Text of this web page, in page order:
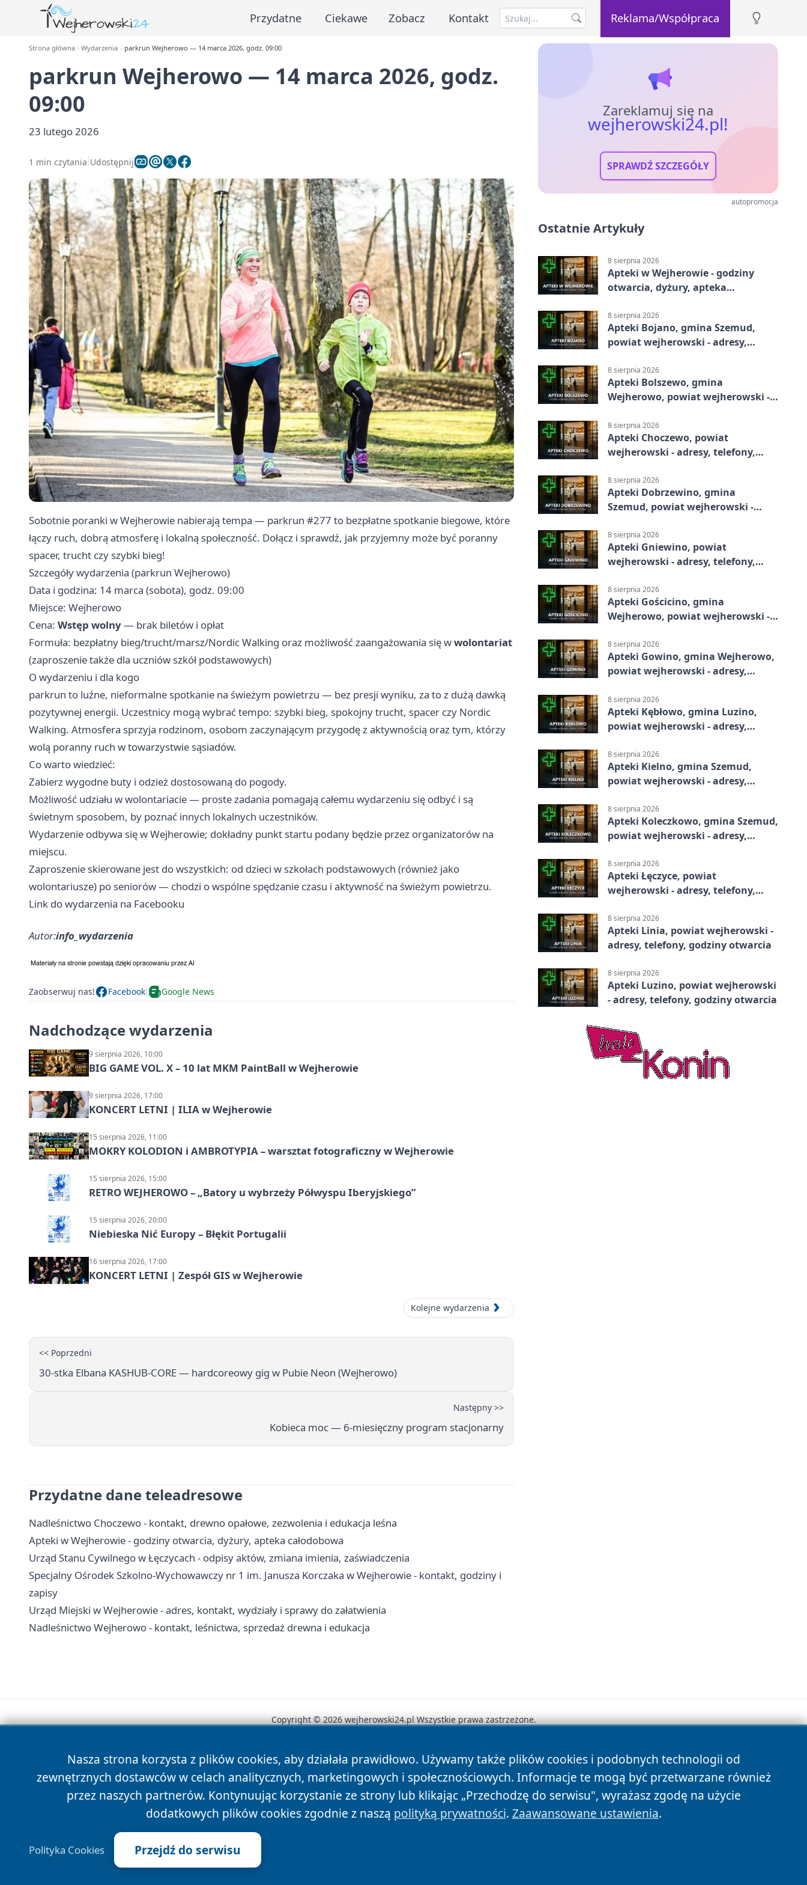
Przydatne Ciekawe Zobacz Kontakt Reklama/Współpraca
Strona główna Wydarzenia parkrun Wejherowo — 14 marca 2026, godz. 09:00
parkrun Wejherowo — 14 marca 2026, godz.
09:00
23 lutego 2026
1 min czytania Udostępnij
Sobotnie poranki w Wejherowie nabierają tempa — parkrun #277 to bezpłatne spotkanie biegowe, które
łączy ruch, dobrą atmosferę i lokalną społeczność. Dołącz i sprawdź, jak przyjemny może być poranny
spacer, trucht czy szybki bieg! ‍
Szczegóły wydarzenia (parkrun Wejherowo)
Data i godzina: 14 marca (sobota), godz. 09:00
Miejsce: Wejherowo
Cena: Wstęp wolny— brak biletów i opłat
Formuła: bezpłatny bieg/trucht/marsz/Nordic Walking oraz możliwość zaangażowania się wwolontariat
(zaproszenie także dla uczniów szkół podstawowych)
O wydarzeniu i dla kogo
parkrun to luźne, nieformalne spotkanie na świeżym powietrzu — bez presji wyniku, za to z dużą dawką
pozytywnej energii. Uczestnicy mogą wybrać tempo: szybki bieg, spokojny trucht, spacer czy Nordic
Walking. Atmosfera sprzyja rodzinom, osobom zaczynającym przygodę z aktywnością oraz tym, którzy
wolą poranny ruch w towarzystwie sąsiadów.
Co warto wiedzieć:
Zabierz wygodne buty i odzież dostosowaną do pogody.
Możliwość udziału w wolontariacie — proste zadania pomagają całemu wydarzeniu się odbyć i są
świetnym sposobem, by poznać innych lokalnych uczestników.
Wydarzenie odbywa się w Wejherowie; dokładny punkt startu podany będzie przez organizatorów na
miejscu.
Zaproszenie skierowane jest do wszystkich: od dzieci w szkołach podstawowych (również jako
wolontariusze) po seniorów — chodzi o wspólne spędzanie czasu i aktywność na świeżym powietrzu.
Link do wydarzenia na Facebooku
Autor:info_wydarzenia
Zaobserwuj nas! Facebook Google News
Nadchodzące wydarzenia
9 sierpnia 2026, 10:00
BIG GAME VOL. X – 10 lat MKM PaintBall w Wejherowie
9 sierpnia 2026, 17:00
KONCERT LETNI | ILIA w Wejherowie
15 sierpnia 2026, 11:00
MOKRY KOLODION i AMBROTYPIA – warsztat fotograficzny w Wejherowie
15 sierpnia 2026, 15:00
RETRO WEJHEROWO – „Batory u wybrzeży Półwyspu Iberyjskiego”
15 sierpnia 2026, 20:00
Niebieska Nić Europy – Błękit Portugalii
16 sierpnia 2026, 17:00
KONCERT LETNI | Zespół GIS w Wejherowie
Kolejne wydarzenia
<< Poprzedni
30-stka Elbana KASHUB-CORE — hardcoreowy gig w Pubie Neon (Wejherowo)
Następny >>
Kobieca moc — 6-miesięczny program stacjonarny
Przydatne dane teleadresowe
Nadleśnictwo Choczewo - kontakt, drewno opałowe, zezwolenia i edukacja leśna
Apteki w Wejherowie - godziny otwarcia, dyżury, apteka całodobowa
Urząd Stanu Cywilnego w Łęczycach - odpisy aktów, zmiana imienia, zaświadczenia
Specjalny Ośrodek Szkolno-Wychowawczy nr 1 im. Janusza Korczaka w Wejherowie - kontakt, godziny i
zapisy
Urząd Miejski w Wejherowie - adres, kontakt, wydziały i sprawy do załatwienia
Nadleśnictwo Wejherowo - kontakt, leśnictwa, sprzedaż drewna i edukacja
Zareklamuj się na
wejherowski24.pl!
SPRAWDŹ SZCZEGÓŁY
autopromocja
Ostatnie Artykuły
8 sierpnia 2026
Apteki w Wejherowie - godziny
otwarcia, dyżury, apteka
8 sierpnia 2026
Apteki Bojano, gmina Szemud,
powiat wejherowski - adresy,
8 sierpnia 2026
Apteki Bolszewo, gmina
Wejherowo, powiat wejherowski -
8 sierpnia 2026
Apteki Choczewo, powiat
wejherowski - adresy, telefony,
8 sierpnia 2026
Apteki Dobrzewino, gmina
Szemud, powiat wejherowski -
8 sierpnia 2026
Apteki Gniewino, powiat
wejherowski - adresy, telefony,
8 sierpnia 2026
Apteki Gościcino, gmina
Wejherowo, powiat wejherowski -
8 sierpnia 2026
Apteki Gowino, gmina Wejherowo,
powiat wejherowski - adresy,
8 sierpnia 2026
Apteki Kębłowo, gmina Luzino,
powiat wejherowski - adresy,
8 sierpnia 2026
Apteki Kielno, gmina Szemud,
powiat wejherowski - adresy,
8 sierpnia 2026
Apteki Koleczkowo, gmina Szemud,
powiat wejherowski - adresy,
8 sierpnia 2026
Apteki Łęczyce, powiat
wejherowski - adresy, telefony,
8 sierpnia 2026
Apteki Linia, powiat wejherowski -
adresy, telefony, godziny otwarcia
8 sierpnia 2026
Apteki Luzino, powiat wejherowski
- adresy, telefony, godziny otwarcia
Nasza strona korzysta z plików cookies, aby działała prawidłowo. Używamy także plików cookies i podobnych technologii od
zewnętrznych dostawców w celach analitycznych, marketingowych i społecznościowych. Informacje te mogą być przetwarzane również
przez naszych partnerów. Kontynuując korzystanie ze strony lub klikając „Przechodzę do serwisu", wyrażasz zgodę na użycie
dodatkowych plików cookies zgodnie z naszą polityką prywatności. Zaawansowane ustawienia.
Polityka Cookies Przejdź do serwisu
Copyright © 2026 wejherowski24.pl Wszystkie prawa zastrzeżone.
News Autorzy Polityka Prywatności Polityka Cookies